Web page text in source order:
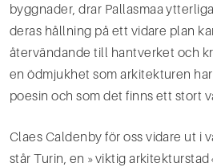
byggnader, drar Pallasmaa
deras hållning på ett vidare plan
återvändande till hantverket och
en ödmjukhet som arkitekturen
poesin och som det finns ett stort
Claes Caldenby för oss vidare ut i
står Turin, en »viktig